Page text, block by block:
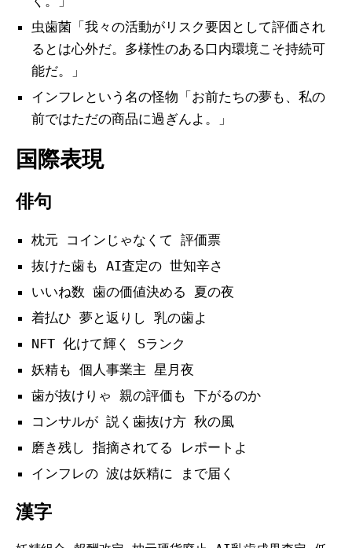
虫歯菌「我々の活動がリスク要因として評価され
るとは心外だ。多様性のある口内環境こそ持続可
能だ。」
インフレという名の怪物「お前たちの夢も、私の
前ではただの商品に過ぎんよ。」
国際表現
俳句
枕元 コインじゃなくて 評価票
抜けた歯も AI査定の 世知辛さ
いいね数 歯の価値決める 夏の夜
着払ひ 夢と返りし 乳の歯よ
NFT 化けて輝く Sランク
妖精も 個人事業主 星月夜
歯が抜けりゃ 親の評価も 下がるのか
コンサルが 説く歯抜け方 秋の風
磨き残し 指摘されてる レポートよ
インフレの 波は妖精に まで届く
漢字